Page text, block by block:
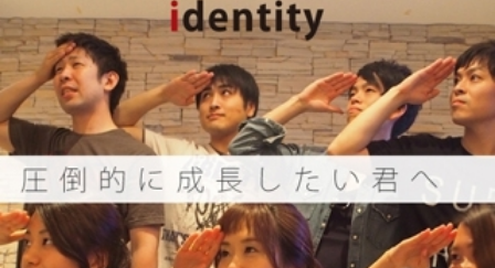
^
o
^
๑)
۶
【株
式
会
社
ア
イ